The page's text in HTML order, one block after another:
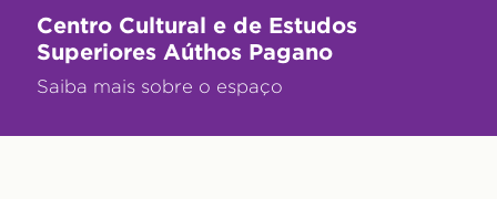
Centro Cultural e de Estudos
Superiores Aúthos Pagano
Saiba mais sobre o espaço